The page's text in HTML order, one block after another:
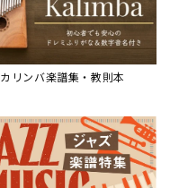
カリンバ楽譜集・教則本